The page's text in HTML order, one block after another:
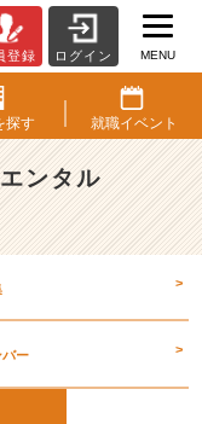
登録 ログイン MENU
探す 就職イベント
ンタル
>
バー >